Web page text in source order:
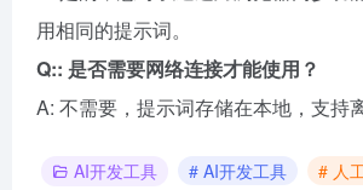
用相同的提示词。
Q:: 是否需要网络连接才能使用？
A: 不需要，提示词存储在本地，支持
AI开发工具 # AI开发工具 # 人